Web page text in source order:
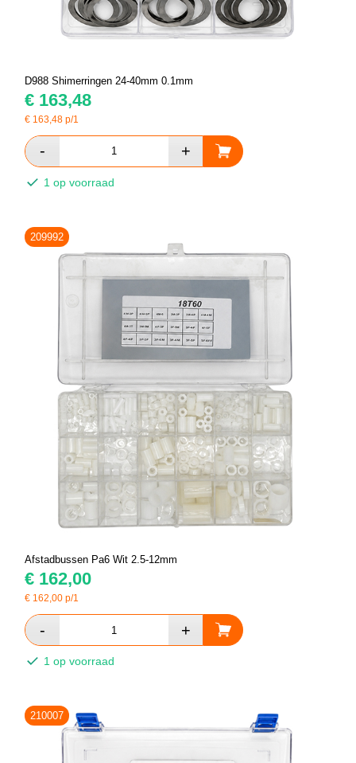
D988 Shimerringen 24-40mm 0.1mm
€ 163,48
€ 163,48 p/1
1 op voorraad
209992
Afstadbussen Pa6 Wit 2.5-12mm
€ 162,00
€ 162,00 p/1
1 op voorraad
210007